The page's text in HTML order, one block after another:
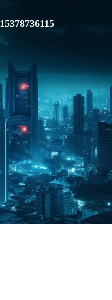
15378736115